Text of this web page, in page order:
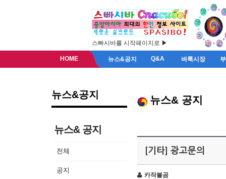
스빠시바를 시작페이지로 ▶
HOME 뉴스&공지 Q&A 벼룩시장
뉴스&공지
뉴스& 공지
전체
공지
뉴스& 공지
[기타] 광고문의
카작불곰